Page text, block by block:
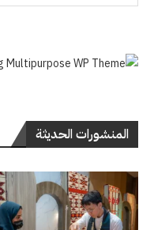
المنشورات الحديثة